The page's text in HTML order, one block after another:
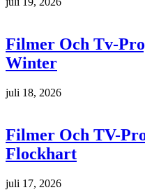
Filmer Och Tv-
Winter
juli 18, 2026
Filmer Och TV-
Flockhart
juli 17, 2026